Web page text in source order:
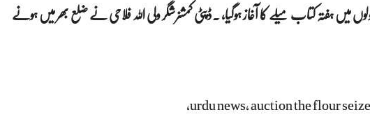
میں ہفتہ کتاب میلے کا آغاز ہوگیا، ۔ڈپٹی کمشنرشگر ولی اللہ فلاحی نے ضلع بھر میں ہونے
urdu news, auction the flour